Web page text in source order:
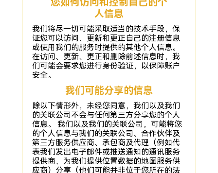
人信息
我们将尽一切可能采取适当的技术手段，保
证您可以访问、更新和更正自己的注册信息
或使用我们的服务时提供的其他个人信息。
在访问、更新、更正和删除前述信息时，我
们可能会要求您进行身份验证，以保障账户
安全。
我们可能分享的信息
除以下情形外，未经您同意，我们以及我们
的关联公司不会与任何第三方分享您的个人
信息。 我们以及我们的关联公司，可能将您
的个人信息与我们的关联公司、合作伙伴及
第三方服务供应商、承包商及代理（例如代
表我们发出电子邮件或推送通知的通讯服务
提供商、为我们提供位置数据的地图服务供
应商）分享（他们可能并非位于您所在的法